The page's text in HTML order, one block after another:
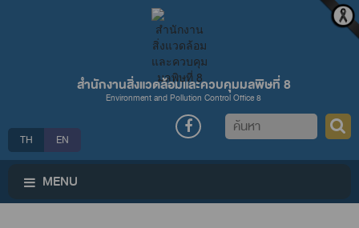
สำนักงานสิ่งแวดล้อมและควบคุมมลพิษที่ 8
Environment and Pollution Control Office 8
TH EN
ค้นหา
MENU